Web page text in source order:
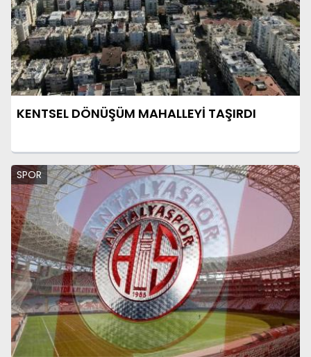
KENTSEL DÖNÜŞÜM MAHALLEYİ TAŞIRDI
SPOR